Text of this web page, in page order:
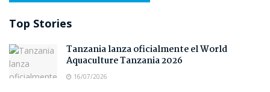
Top Stories
Tanzania lanza oficialmente el World
Aquaculture Tanzania 2026
16/07/2026